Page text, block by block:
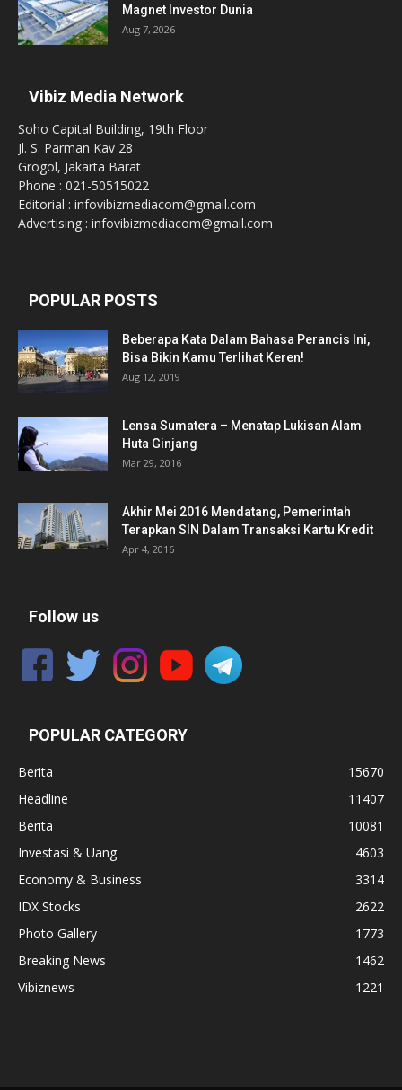
Magnet Investor Dunia
Aug 7, 2026
Vibiz Media Network
Soho Capital Building, 19th Floor
Jl. S. Parman Kav 28
Grogol, Jakarta Barat
Phone : 021-50515022
Editorial : infovibizmediacom@gmail.com
Advertising : infovibizmediacom@gmail.com
POPULAR POSTS
Beberapa Kata Dalam Bahasa Perancis Ini,
Bisa Bikin Kamu Terlihat Keren!
Aug 12, 2019
Lensa Sumatera – Menatap Lukisan Alam
Huta Ginjang
Mar 29, 2016
Akhir Mei 2016 Mendatang, Pemerintah
Terapkan SIN Dalam Transaksi Kartu Kredit
Apr 4, 2016
Follow us
POPULAR CATEGORY
Berita
15670
Headline
11407
Berita
10081
Investasi & Uang
4603
Economy & Business
3314
IDX Stocks
2622
Photo Gallery
1773
Breaking News
1462
Vibiznews
1221